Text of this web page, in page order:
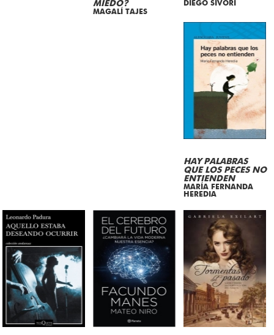
MIEDO?
MAGALÍ TAJES
DIEGO SÍVORI
HAY PALABRAS
QUE LOS PECES NO
ENTIENDEN
MARÍA FERNANDA
HEREDIA